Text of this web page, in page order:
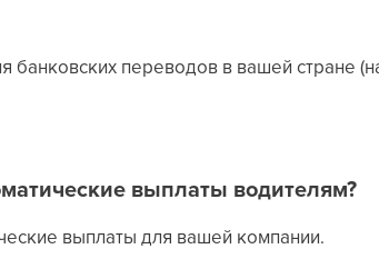
переводов в вашей стране
выплаты водителям?
выплаты для вашей компании.